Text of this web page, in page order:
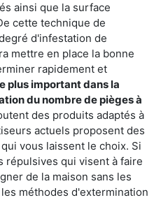
ainsi que la surface
cette technique de
d'infestation de
mettre en place la bonne
rapidement et
plus important dans la
du nombre de pièges à
des produits adaptés à
actuels proposent des
vous laissent le choix. Si
répulsives qui visent à faire
de la maison sans les
méthodes d'extermination